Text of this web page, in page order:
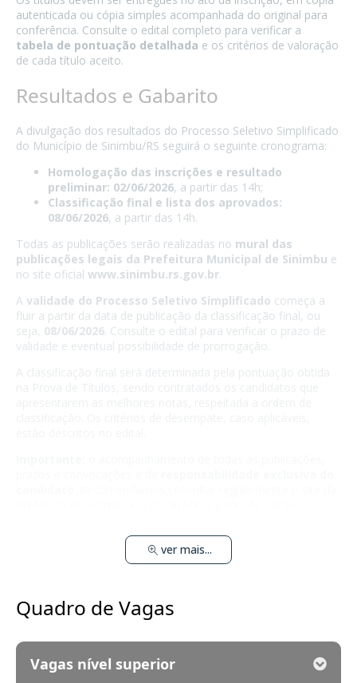
autenticada ou cópia simples acompanhada do original para
conferência. Consulte o edital completo para verificar a
tabela de pontuação detalhada e os critérios de valoração
de cada título aceito.
Resultados e Gabarito
A divulgação dos resultados do Processo Seletivo Simplificado
do Município de Sinimbu/RS seguirá o seguinte cronograma:
Homologação das inscrições e resultado
preliminar: 02/06/2026, a partir das 14h;
Classificação final e lista dos aprovados:
08/06/2026, a partir das 14h.
Todas as publicações serão realizadas no mural das
publicações legais da Prefeitura Municipal de Sinimbu e
no site oficial www.sinimbu.rs.gov.br.
A validade do Processo Seletivo Simplificado começa a
fluir a partir da data de publicação da classificação final, ou
seja, 08/06/2026. Consulte o edital para verificar o prazo de
validade e eventual possibilidade de prorrogação.
ver mais...
Quadro de Vagas
Vagas nível superior